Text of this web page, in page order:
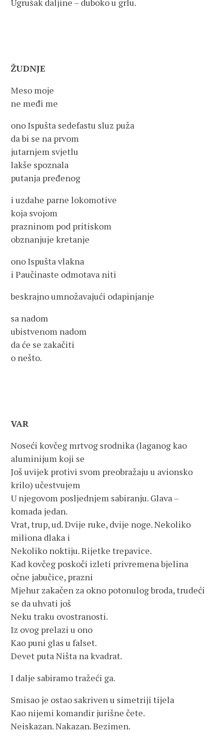
Ugrušak daljine – duboko u grlu.
ŽUDNJE
Meso moje
ne međi me
ono Ispušta sedefastu sluz puža
da bi se na prvom
jutarnjem svjetlu
lakše spoznala
putanja pređenog
i uzdahe parne lokomotive
koja svojom
prazninom pod pritiskom
obznanjuje kretanje
ono Ispušta vlakna
i Paučinaste odmotava niti
beskrajno umnožavajući odapinjanje
sa nadom
ubistvenom nadom
da će se zakačiti
o nešto.
VAR
Noseći kovčeg mrtvog srodnika (laganog kao
aluminijum koji se
Još uvijek protivi svom preobražaju u avionsko
krilo) učestvujem
U njegovom posljednjem sabiranju. Glava –
komada jedan.
Vrat, trup, ud. Dvije ruke, dvije noge. Nekoliko
miliona dlaka i
Nekoliko noktiju. Rijetke trepavice.
Kad kovčeg poskoči izleti privremena bjelina
očne jabučice, prazni
Mjehur zakačen za okno potonulog broda, trudeći
se da uhvati još
Neku traku ovostranosti.
Iz ovog prelazi u ono
Kao puni glas u falset.
Devet puta Ništa na kvadrat.
I dalje sabiramo tražeći ga.
Smisao je ostao sakriven u simetriji tijela
Kao nijemi komandir jurišne čete.
Neiskazan. Nakazan. Bezimen.